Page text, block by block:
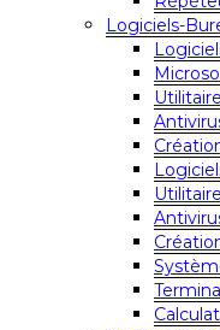
Logiciels-